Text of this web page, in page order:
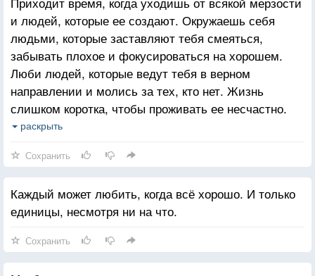
и людей, которые ее создают. Окружаешь себя
людьми, которые заставляют тебя смеяться,
забывать плохое и фокусироваться на хорошем.
Люби людей, которые ведут тебя в верном
направлении и молись за тех, кто нет. Жизнь
слишком коротка, чтобы проживать ее несчастно.
Падение - это часть жизни, но восстание - сама
раскрыть
Сохранить
Каждый может любить, когда всё хорошо. И только
единицы, несмотря ни на что.
Сохранить